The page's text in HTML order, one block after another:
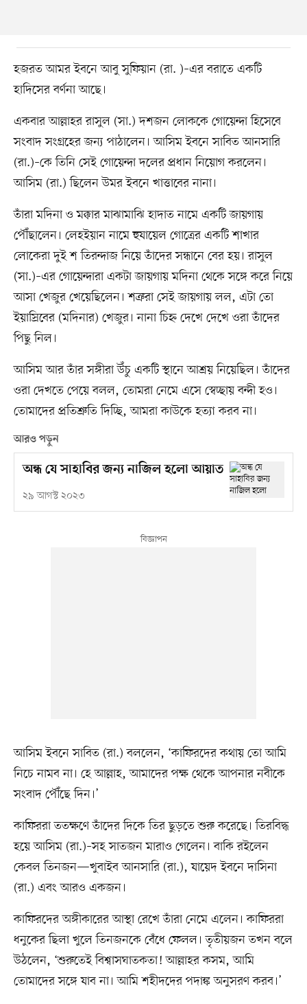
হজরত আমর ইবনে আবু সুফিয়ান (রা. )–এর বরাতে একটি
হাদিসের বর্ণনা আছে।
একবার আল্লাহর রাসুল (সা.) দশজন লোককে গোয়েন্দা হিসেবে
সংবাদ সংগ্রহের জন্য পাঠালেন। আসিম ইবনে সাবিত আনসারি
(রা.)–কে তিনি সেই গোয়েন্দা দলের প্রধান নিয়োগ করলেন।
আসিম (রা.) ছিলেন উমর ইবনে খাত্তাবের নানা।
তাঁরা মদিনা ও মক্কার মাঝামাঝি হাদাত নামে একটি জায়গায়
পৌঁছালেন। লেহইয়ান নামে হুযায়েল গোত্রের একটি শাখার
লোকেরা দুই শ তিরন্দাজ নিয়ে তাঁদের সন্ধানে বের হয়। রাসুল
(সা.)–এর গোয়েন্দারা একটা জায়গায় মদিনা থেকে সঙ্গে করে নিয়ে
আসা খেজুর খেয়েছিলেন। শত্রুরা সেই জায়গায় লল, এটা তো
ইয়াস্রিবের (মদিনার) খেজুর। নানা চিহ্ন দেখে দেখে ওরা তাঁদের
পিছু নিল।
আসিম আর তাঁর সঙ্গীরা উঁচু একটি স্থানে আশ্রয় নিয়েছিল। তাঁদের
ওরা দেখতে পেয়ে বলল, তোমরা নেমে এসে স্বেচ্ছায় বন্দী হও।
তোমাদের প্রতিশ্রুতি দিচ্ছি, আমরা কাউকে হত্যা করব না।
আরও পড়ুন
অন্ধ যে সাহাবির জন্য নাজিল হলো আয়াত
২৯ আগস্ট ২০২৩
আসিম ইবনে সাবিত (রা.) বললেন, ‘কাফিরদের কথায় তো আমি
নিচে নামব না। হে আল্লাহ, আমাদের পক্ষ থেকে আপনার নবীকে
সংবাদ পৌঁছে দিন।’
কাফিররা ততক্ষণে তাঁদের দিকে তির ছুড়তে শুরু করেছে। তিরবিদ্ধ
হয়ে আসিম (রা.)–সহ সাতজন মারাও গেলেন। বাকি রইলেন
কেবল তিনজন—খুবাইব আনসারি (রা.), যায়েদ ইবনে দাসিনা
(রা.) এবং আরও একজন।
কাফিরদের অঙ্গীকারের আস্থা রেখে তাঁরা নেমে এলেন। কাফিররা
ধনুকের ছিলা খুলে তিনজনকে বেঁধে ফেলল। তৃতীয়জন তখন বলে
উঠলেন, ‘শুরুতেই বিশ্বাসঘাতকতা! আল্লাহর কসম, আমি
তোমাদের সঙ্গে যাব না। আমি শহীদদের পদাঙ্ক অনুসরণ করব।’